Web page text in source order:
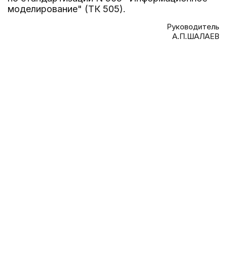
моделирование" (ТК 505).
Руководитель
А.П.ШАЛАЕВ